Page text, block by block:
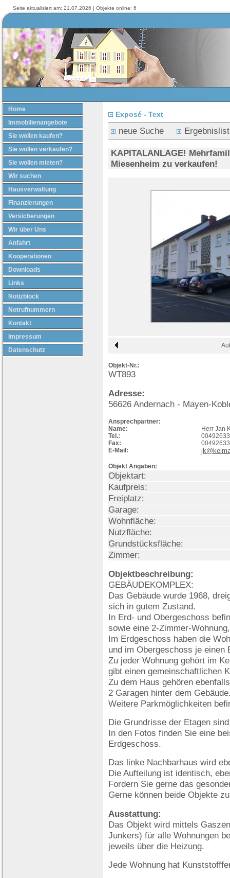
Seite aktualisiert am: 21.07.2026 | Objekte online: 6
Home
Immobilienangebote
Sie wollen kaufen?
Sie wollen verkaufen?
Sie wollen mieten?
Wir suchen
Hausverwaltung
Finanzierungen
Versicherungen
Wir über Uns
Anfahrt
Kooperationen
Downloads
Links
Notizblock
Notrufnummern
Kontakt
Impressum
Datenschutz
Exposé - Text
neue Suche
KAPITALANLAGE!
Miesenheim zu verkaufen!
Objekt-Nr.:
WT893
Adresse:
56626 Andernach - Mayen-
Ansprechpartner:
Name:
Herr Jan
Tel.:
Fax:
E-Mail:
Objekt Angaben:
Objektart:
Kaufpreis:
Freiplatz:
Garage:
Wohnfläche:
Nutzfläche:
Grundstücksfläche:
Zimmer:
Objektbeschreibung:
GEBÄUDEKOMPLEX:
Das Gebäude wurde 1968,
sich in gutem Zustand.
In Erd- und Obergeschoss
sowie eine 2-Zimmer-
Im Erdgeschoss haben die
und im Obergeschoss je einen
Zu jeder Wohnung gehört im
gibt einen gemeinschaftlichen
Zu dem Haus gehören
2 Garagen hinter dem
Weitere Parkmöglichkeiten
Die Grundrisse der Etagen
In den Fotos finden Sie eine
Erdgeschoss.
Das linke Nachbarhaus wird
Die Aufteilung ist identisch,
Fordern Sie gerne das
Gerne können beide Objekte
Ausstattung:
Das Objekt wird mittels
Junkers) für alle Wohnungen
jeweils über die Heizung.
Jede Wohnung hat